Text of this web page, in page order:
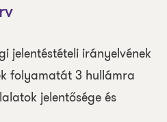
jelentéstételi irányelvének
folyamatát 3 hullámra
jelentősége és